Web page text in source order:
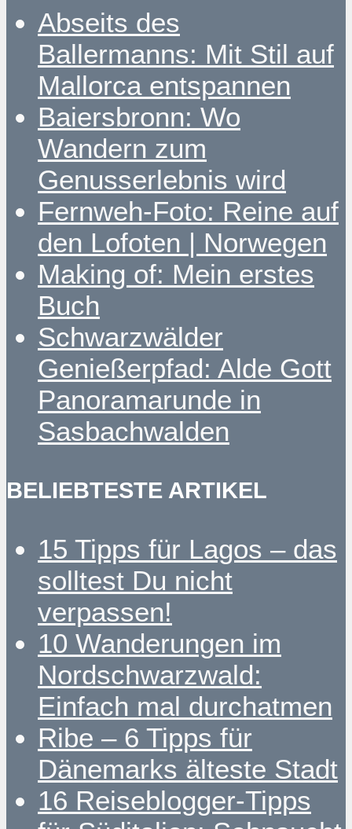
Abseits des
Ballermanns: Mit Stil auf
Mallorca entspannen
Baiersbronn: Wo
Wandern zum
Genusserlebnis wird
Fernweh-Foto: Reine auf
den Lofoten | Norwegen
Making of: Mein erstes
Buch
Schwarzwälder
Genießerpfad: Alde Gott
Panoramarunde in
Sasbachwalden
BELIEBTESTE ARTIKEL
15 Tipps für Lagos – das
solltest Du nicht
verpassen!
10 Wanderungen im
Nordschwarzwald:
Einfach mal durchatmen
Ribe – 6 Tipps für
Dänemarks älteste Stadt
16 Reiseblogger-Tipps